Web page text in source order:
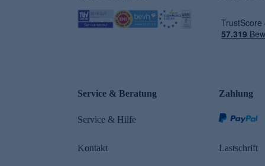
Service & Beratung
Service & Hilfe
Kontakt
Zahlung
Lastschrift